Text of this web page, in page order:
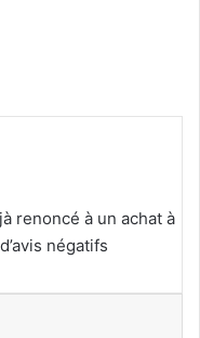
renoncé à un achat à
négatifs